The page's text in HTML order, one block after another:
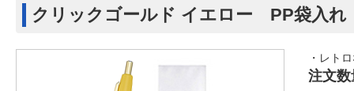
クリックゴールド イエロー PP袋入れ
・レト
注文数